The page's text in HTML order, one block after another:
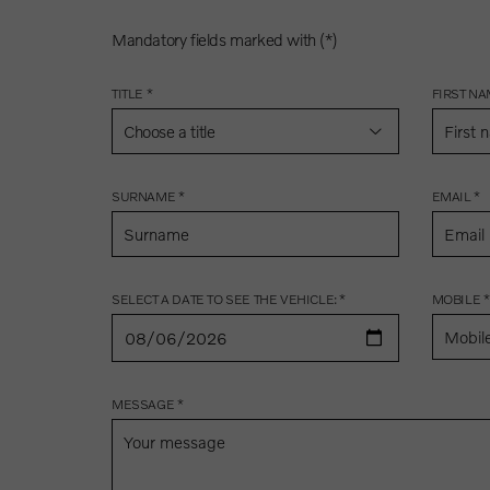
Mandatory fields marked with (*)
TITLE *
Choose a title
FIRST
SURNAME * EMAIL *
SELECT A DATE TO SEE THE VEHICLE: * MOBILE *
MESSAGE *